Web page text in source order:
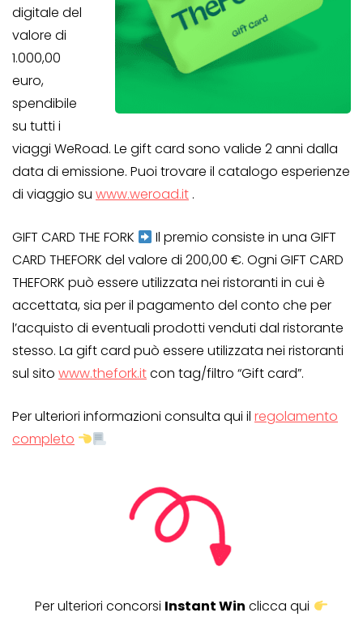
digitale del
valore di
1.000,00
euro,
spendibile
su tutti i
viaggi WeRoad. Le gift card sono valide 2 anni dalla
data di emissione. Puoi trovare il catalogo esperienze
di viaggio su www.weroad.it .
GIFT CARD THE FORK
Il premio consiste in una GIFT
CARD THEFORK del valore di 200,00 €. Ogni GIFT CARD
THEFORK può essere utilizzata nei ristoranti in cui è
accettata, sia per il pagamento del conto che per
l’acquisto di eventuali prodotti venduti dal ristorante
stesso. La gift card può essere utilizzata nei ristoranti
sul sito www.thefork.itcon tag/filtro “Gift card”.
Per ulteriori informazioni consulta qui il regolamento
completo
Per ulteriori concorsi Instant Win clicca qui